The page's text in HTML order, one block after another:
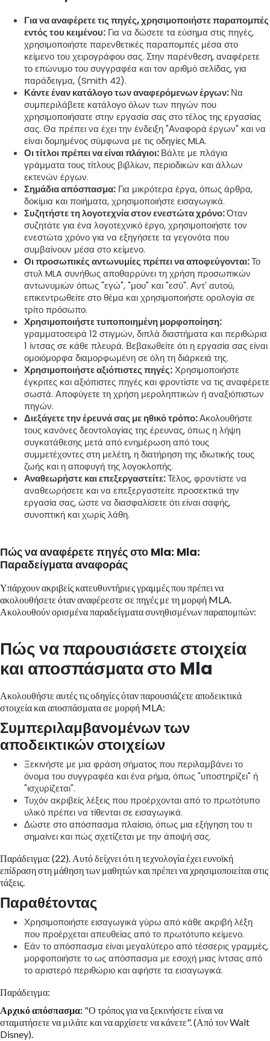
Για να αναφέρετε τις πηγές, χρησιμοποιήστε παραπομπές
εντός του κειμένου: Για να δώσετε τα εύσημα στις πηγές,
χρησιμοποιήστε παρενθετικές παραπομπές μέσα στο
κείμενο του χειρογράφου σας. Στην παρένθεση, αναφέρετε
το επώνυμο του συγγραφέα και τον αριθμό σελίδας, για
παράδειγμα, (Smith 42).
Κάντε έναν κατάλογο των αναφερόμενων έργων:Να
συμπεριλάβετε κατάλογο όλων των πηγών που
χρησιμοποιήσατε στην εργασία σας στο τέλος της εργασίας
σας. Θα πρέπει να έχει την ένδειξη "Αναφορά έργων" και να
είναι δομημένος σύμφωνα με τις οδηγίες MLA.
Οι τίτλοι πρέπει να είναι πλάγιοι:Βάλτε με πλάγια
γράμματα τους τίτλους βιβλίων, περιοδικών και άλλων
εκτενών έργων.
Σημάδια απόσπασμα: Για μικρότερα έργα, όπως άρθρα,
δοκίμια και ποιήματα, χρησιμοποιήστε εισαγωγικά.
Συζητήστε τη λογοτεχνία στον ενεστώτα χρόνο:Όταν
συζητάτε για ένα λογοτεχνικό έργο, χρησιμοποιήστε τον
ενεστώτα χρόνο για να εξηγήσετε τα γεγονότα που
συμβαίνουν μέσα στο κείμενο.
Οι προσωπικές αντωνυμίες πρέπει να αποφεύγονται:Το
στυλ MLA συνήθως αποθαρρύνει τη χρήση προσωπικών
αντωνυμιών όπως "εγώ", "μου" και "εσύ". Αντ' αυτού,
επικεντρωθείτε στο θέμα και χρησιμοποιήστε ορολογία σε
τρίτο πρόσωπο.
Χρησιμοποιήστε τυποποιημένη μορφοποίηση:
γραμματοσειρά 12 στιγμών, διπλά διαστήματα και περιθώρια
1 ίντσας σε κάθε πλευρά. Βεβαιωθείτε ότι η εργασία σας είναι
ομοιόμορφα διαμορφωμένη σε όλη τη διάρκειά της.
Χρησιμοποιήστε αξιόπιστες πηγές:Χρησιμοποιήστε
έγκριτες και αξιόπιστες πηγές και φροντίστε να τις αναφέρετε
σωστά. Αποφύγετε τη χρήση μεροληπτικών ή αναξιόπιστων
πηγών.
Διεξάγετε την έρευνά σας με ηθικό τρόπο:Ακολουθήστε
τους κανόνες δεοντολογίας της έρευνας, όπως η λήψη
συγκατάθεσης μετά από ενημέρωση από τους
συμμετέχοντες στη μελέτη, η διατήρηση της ιδιωτικής τους
ζωής και η αποφυγή της λογοκλοπής.
Αναθεωρήστε και επεξεργαστείτε:Τέλος, φροντίστε να
αναθεωρήσετε και να επεξεργαστείτε προσεκτικά την
εργασία σας, ώστε να διασφαλίσετε ότι είναι σαφής,
συνοπτική και χωρίς λάθη.
Πώς να αναφέρετε πηγές στο Mla: Mla:
Παραδείγματα αναφοράς
Υπάρχουν ακριβείς κατευθυντήριες γραμμές που πρέπει να
ακολουθήσετε όταν αναφέρεστε σε πηγές με τη μορφή MLA.
Ακολουθούν ορισμένα παραδείγματα συνηθισμένων παραπομπών:
Πώς να παρουσιάσετε στοιχεία
και αποσπάσματα στο Mla
Ακολουθήστε αυτές τις οδηγίες όταν παρουσιάζετε αποδεικτικά
στοιχεία και αποσπάσματα σε μορφή MLA:
Συμπεριλαμβανομένων των
αποδεικτικών στοιχείων
Ξεκινήστε με μια φράση σήματος που περιλαμβάνει το
όνομα του συγγραφέα και ένα ρήμα, όπως "υποστηρίζει" ή
"ισχυρίζεται".
Τυχόν ακριβείς λέξεις που προέρχονται από το πρωτότυπο
υλικό πρέπει να τίθενται σε εισαγωγικά.
Δώστε στο απόσπασμα πλαίσιο, όπως μια εξήγηση του τι
σημαίνει και πώς σχετίζεται με την άποψή σας.
Παράδειγμα: (22). Αυτό δείχνει ότι η τεχνολογία έχει ευνοϊκή
επίδραση στη μάθηση των μαθητών και πρέπει να χρησιμοποιείται στις
τάξεις.
Παραθέτοντας
Χρησιμοποιήστε εισαγωγικά γύρω από κάθε ακριβή λέξη
που προέρχεται απευθείας από το πρωτότυπο κείμενο.
Εάν το απόσπασμα είναι μεγαλύτερο από τέσσερις γραμμές,
μορφοποιήστε το ως απόσπασμα με εσοχή μιας ίντσας από
το αριστερό περιθώριο και αφήστε τα εισαγωγικά.
Παράδειγμα:
Αρχικό απόσπασμα: "Ο τρόπος για να ξεκινήσετε είναι να
σταματήσετε να μιλάτε και να αρχίσετε να κάνετε". (Από τον Walt
Disney).